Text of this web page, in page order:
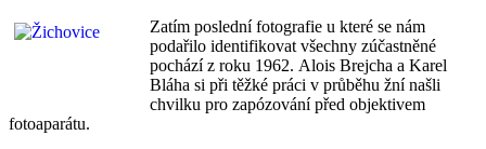
Zatím poslední fotografie u které se nám
podařilo identifikovat všechny zúčastněné
pochází z roku 1962. Alois Brejcha a Karel
Bláha si při těžké práci v průběhu žní našli
chvilku pro zapózování před objektivem
fotoaparátu.